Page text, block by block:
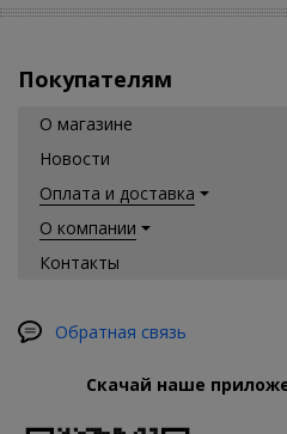
Покупателям
О магазине
Новости
Оплата и доставка
О компании
Контакты
Обратная связь
Скачай наше